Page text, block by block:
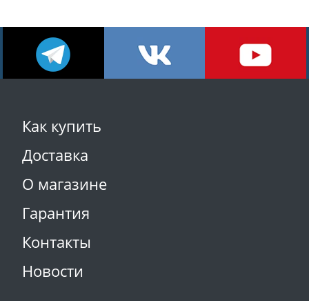
Как купить
Доставка
О магазине
Гарантия
Контакты
Новости